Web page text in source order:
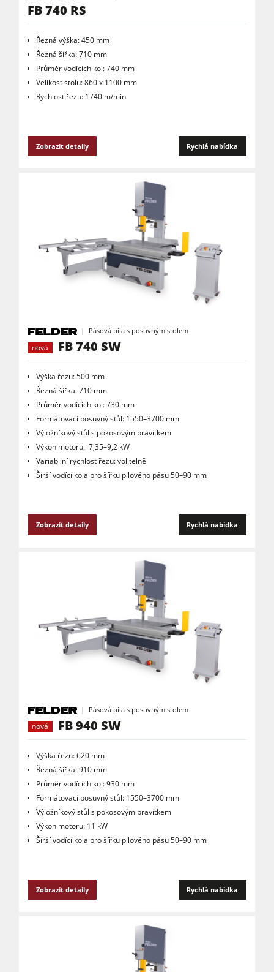
Projektový management
FB 740 RS
Řezná výška: 450 mm
Řezná šířka: 710 mm
Průměr vodících kol: 740 mm
Velikost stolu: 860 x 1100 mm
Rychlost řezu: 1740 m/min
Zobrazit detaily Rychlá nabídka
Pásová pila s posuvným stolem
nová
FB 740 SW
Výška řezu: 500 mm
Řezná šířka: 710 mm
Průměr vodících kol: 730 mm
Formátovací posuvný stůl: 1550–3700 mm
Výložníkový stůl s pokosovým pravítkem
Výkon motoru: 7,35–9,2 kW
Variabilní rychlost řezu: volitelně
Širší vodící kola pro šířku pilového pásu 50–90 mm
Zobrazit detaily Rychlá nabídka
Pásová pila s posuvným stolem
nová
FB 940 SW
Výška řezu: 620 mm
Řezná šířka: 910 mm
Průměr vodících kol: 930 mm
Formátovací posuvný stůl: 1550–3700 mm
Výložníkový stůl s pokosovým pravítkem
Výkon motoru: 11 kW
Širší vodící kola pro šířku pilového pásu 50–90 mm
Zobrazit detaily Rychlá nabídka